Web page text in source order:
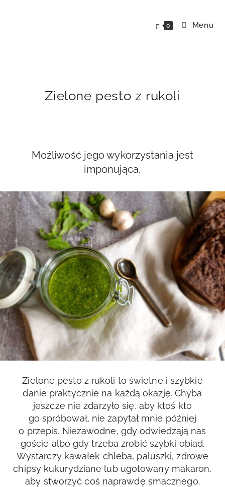
0 Menu
Zielone pesto z rukoli
Możliwość jego wykorzystania jest
imponująca.
Zielone pesto z rukoli to świetne i szybkie
danie praktycznie na każdą okazję. Chyba
jeszcze nie zdarzyło się, aby ktoś kto
go spróbował, nie zapytał mnie później
o przepis. Niezawodne, gdy odwiedzają nas
goście albo gdy trzeba zrobić szybki obiad.
Wystarczy kawałek chleba, paluszki, zdrowe
chipsy kukurydziane lub ugotowany makaron,
aby stworzyć coś naprawdę smacznego.